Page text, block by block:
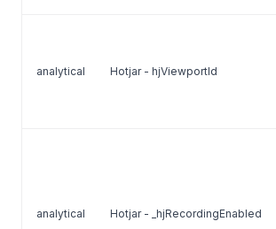
analytical Hotjar - hjViewportId
analytical Hotjar - _hjRecordingEnabled